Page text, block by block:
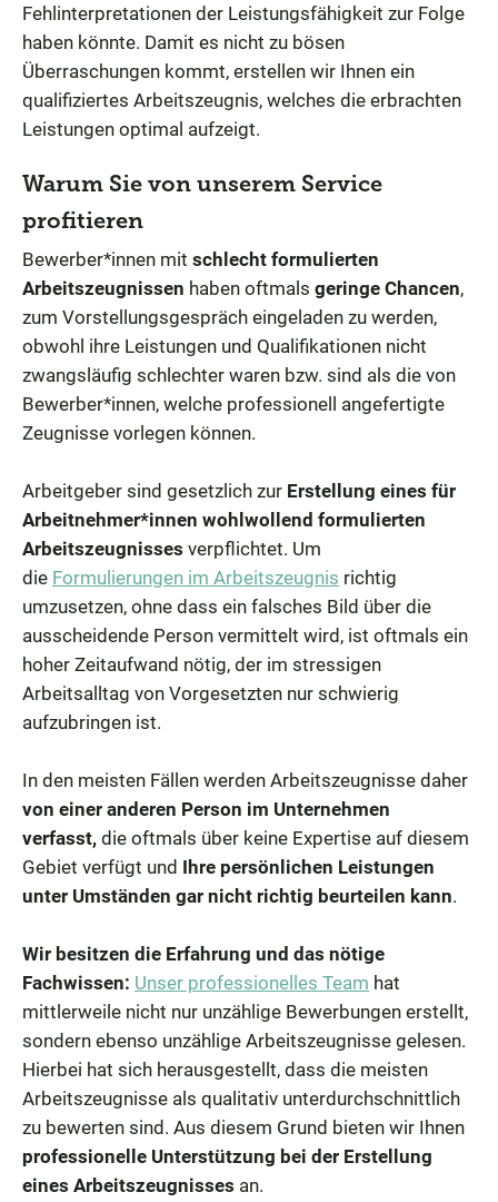
Fehlinterpretationen der Leistungsfähigkeit zur Folge
haben könnte. Damit es nicht zu bösen
Überraschungen kommt, erstellen wir Ihnen ein
qualifiziertes Arbeitszeugnis, welches die erbrachten
Leistungen optimal aufzeigt.
Warum Sie von unserem Service
profitieren
Bewerber*innen mit schlecht formulierten
Arbeitszeugnissen haben oftmals geringe Chancen,
zum Vorstellungsgespräch eingeladen zu werden,
obwohl ihre Leistungen und Qualifikationen nicht
zwangsläufig schlechter waren bzw. sind als die von
Bewerber*innen, welche professionell angefertigte
Zeugnisse vorlegen können.
Arbeitgeber sind gesetzlich zur Erstellung eines für
Arbeitnehmer*innen wohlwollend formulierten
Arbeitszeugnisses verpflichtet. Um
die Formulierungen im Arbeitszeugnis richtig
umzusetzen, ohne dass ein falsches Bild über die
ausscheidende Person vermittelt wird, ist oftmals ein
hoher Zeitaufwand nötig, der im stressigen
Arbeitsalltag von Vorgesetzten nur schwierig
aufzubringen ist.
In den meisten Fällen werden Arbeitszeugnisse daher
von einer anderen Person im Unternehmen
verfasst, die oftmals über keine Expertise auf diesem
Gebiet verfügt und Ihre persönlichen Leistungen
unter Umständen gar nicht richtig beurteilen kann.
Wir besitzen die Erfahrung und das nötige
Fachwissen: Unser professionelles Team hat
mittlerweile nicht nur unzählige Bewerbungen erstellt,
sondern ebenso unzählige Arbeitszeugnisse gelesen.
Hierbei hat sich herausgestellt, dass die meisten
Arbeitszeugnisse als qualitativ unterdurchschnittlich
zu bewerten sind. Aus diesem Grund bieten wir Ihnen
professionelle Unterstützung bei der Erstellung
eines Arbeitszeugnisses an.